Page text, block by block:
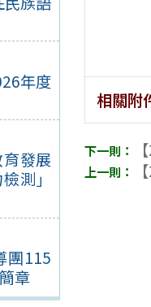
年度
發展
測」
團115
章
相關附